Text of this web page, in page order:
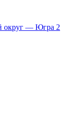
округ — Югра 2